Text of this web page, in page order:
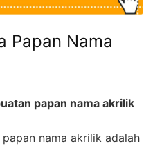
Papan Nama
papan nama akrilik
nama akrilik adalah